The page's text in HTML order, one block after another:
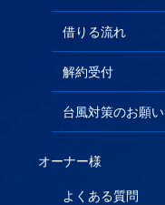
借りる流れ
解約受付
台風対策のお願い
オーナー様
よくある質問